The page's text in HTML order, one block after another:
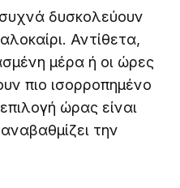
δυσκολεύουν
Αντίθετα,
μέρα ή οι ώρες
πιο ισορροπημένο
ώρας είναι
την